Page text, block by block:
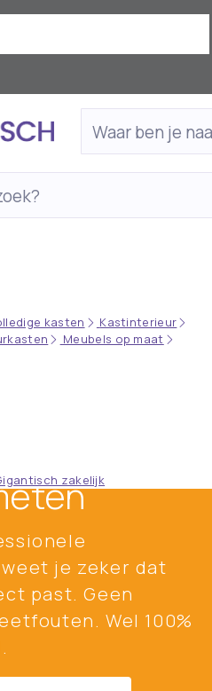
kasten
Kastinterieur
Meubels op maat
zakelijk
begint bij
je zeker dat
past. Geen
Wel 100%